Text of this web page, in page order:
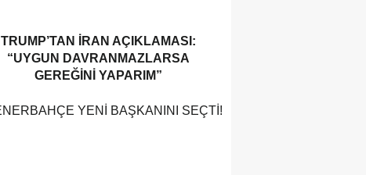
TRUMP’TAN İRAN AÇIKLAMASI:
“UYGUN DAVRANMAZLARSA
GEREĞINI YAPARIM”